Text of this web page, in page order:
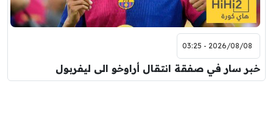
2026/08/08 - 03:25
خبر سار في صفقة انتقال أراوخو الى ليفربول